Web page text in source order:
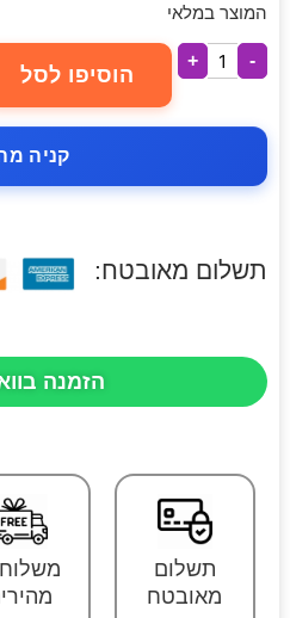
המוצר במלאי
-
+
הוסיפו לסל
קניה
תשלום מאובטח:
הזמנה
תשלום
מאובטח